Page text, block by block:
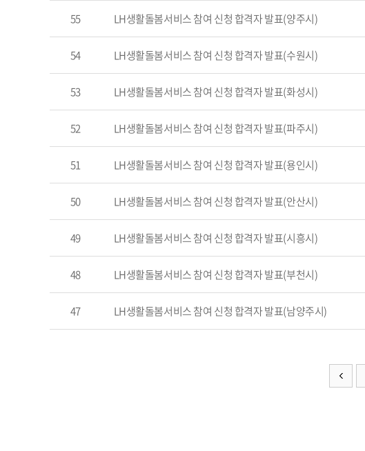
55 LH생활돌봄서비스 참여 신청 합격자 발표(양주시)
54 LH생활돌봄서비스 참여 신청 합격자 발표(수원시)
53 LH생활돌봄서비스 참여 신청 합격자 발표(화성시)
52 LH생활돌봄서비스 참여 신청 합격자 발표(파주시)
51 LH생활돌봄서비스 참여 신청 합격자 발표(용인시)
50 LH생활돌봄서비스 참여 신청 합격자 발표(안산시)
49 LH생활돌봄서비스 참여 신청 합격자 발표(시흥시)
48 LH생활돌봄서비스 참여 신청 합격자 발표(부천시)
47 LH생활돌봄서비스 참여 신청 합격자 발표(남양주시)